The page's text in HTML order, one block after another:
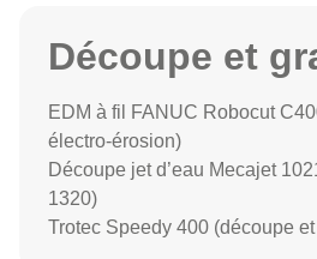
Découpe et
EDM à fil FANUC Robocut
électro-érosion)
Découpe jet d’eau Mecajet
1320)
Trotec Speedy 400 (découpe